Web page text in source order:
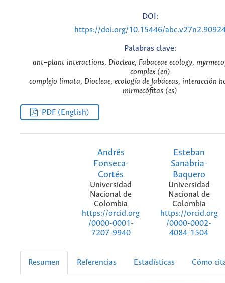
DOI:
https://doi.org/10.15446/
Palabras clave:
ant–plant interactions, Diocleae, Fabaceae ecology,
complex (en)
complejo limata, Diocleae, ecología de fabáceas, interacción
mirmecófitas (es)
PDF (English)
Andrés
Fonseca-
Cortés
Universidad
Nacional de
Colombia
https://orcid.org
/0000-0001-
7207-9940
Esteban
Sanabria-
Baquero
Universidad
Nacional de
Colombia
https://orcid.org
/0000-0002-
4084-1504
Resumen Referencias Estadísticas Cómo